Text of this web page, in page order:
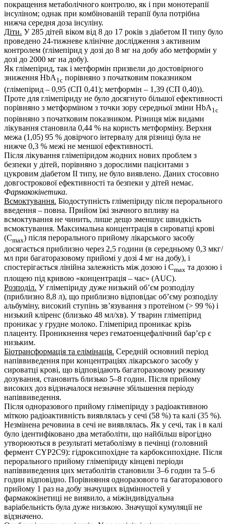
покращення метаболічного контролю, як і при монотерапії
інсуліном; однак при комбінованій терапії була потрібна
нижча середня доза інсуліну.
Діти. У 285 дітей віком від 8 до 17 років з діабетом ІІ типу було
проведено 24-тижневе клінічне дослідження з активним
контролем (глімепірид у дозі до 8 мг на добу або метформін у
дозі до 2000 мг на добу).
Як глімепірид, так і метформін призвели до достовірного
зниження HbA1c порівняно з початковим показником
(глімепірид – 0,95 (СП 0,41); метформін – 1,39 (СП 0,40)).
Проте для глімепіриду не було досягнуто більшої ефективності
порівняно з метформіном з точки зору середньої зміни HbA 1c
порівняно з початковим показником. Різниця між видами
лікування становила 0,44 % на користь метформіну. Верхня
межа (1,05) 95 % довірчого інтервалу для різниці була не
нижче 0,3 % межі не меншої ефективності.
Після лікування глімепіридом жодних нових проблем з
безпеки у дітей, порівняно з дорослими пацієнтами з
цукровим діабетом ІІ типу, не було виявлено. Даних стосовно
довгострокової ефективності та безпеки у дітей немає.
Фармакокінетика.
Всмоктування. Біодоступність глімепіриду після перорального
введення – повна. Прийом їжі значного впливу на
всмоктування не чинить, лише дещо зменшує швидкість
всмоктування. Максимальна концентрація в сироватці крові
(Cmax) після перорального прийому лікарського засобу
досягається приблизно через 2,5 години (в середньому 0,3 мкг/
мл при багаторазовому прийомі у дозі 4 мг на добу), і
спостерігається лінійна залежність між дозою і Cmax та дозою і
площею під кривою «концентрація – час» (AUC).
Розподіл. У глімепіриду дуже низький об’єм розподілу
(приблизно 8,8 л), що приблизно відповідає об’єму розподілу
альбуміну, високий ступінь зв’язування з протеїном (> 99 %) і
низький кліренс (близько 48 мл/хв). У тварин глімепірид
проникає у грудне молоко. Глімепірид проникає крізь
плаценту. Проникнення через гематоенцефалічний бар’єр є
низьким.
Біотрансформація та елімінація. Середній основний період
напіввиведення при концентраціях лікарського засобу у
сироватці крові, що відповідають багаторазовому режиму
дозування, становить близько 5–8 годин. Після прийому
високих доз відзначалося незначне збільшення періоду
напіввиведення.
Після одноразового прийому глімепіриду з радіоактивною
міткою радіоактивність виявлялась у сечі (58 %) та калі (35 %).
Незмінена речовина в сечі не виявлялась. Як у сечі, так і в калі
було ідентифіковано два метаболіти, що найбільш вірогідно
утворюються в результаті метаболізму в печінці (головний
фермент CYP2C9): гідроксипохідне та карбоксипохідне. Після
перорального прийому глімепіриду кінцеві періоди
напіввиведення цих метаболітів становили 3–6 годин та 5–6
годин відповідно. Порівняння одноразового та багаторазового
прийому 1 раз на добу значущих відмінностей у
фармакокінетиці не виявило, а міжіндивідуальна
варіабельність була дуже низькою. Значущої кумуляції не
відзначено.